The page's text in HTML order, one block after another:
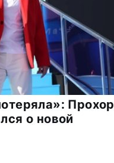
Прохор
о новой